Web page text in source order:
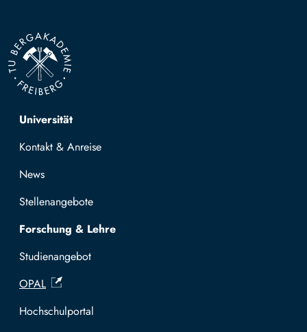
Top navigation
Universität
Kontakt & Anreise
News
Stellenangebote
Forschung & Lehre
Studienangebot
OPAL
Hochschulportal